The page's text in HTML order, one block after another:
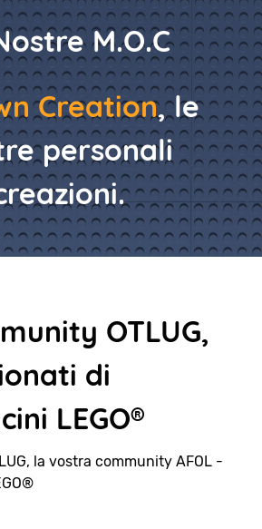
M.O.C
Creation, le
personali
OTLUG,
di
LEGO®
LUG, la vostra community AFOL -